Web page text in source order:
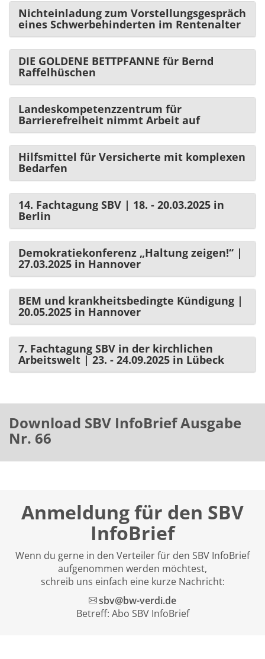
Nichteinladung zum Vorstellungsgespräch
eines Schwerbehinderten im Rentenalter
DIE GOLDENE BETTPFANNE für Bernd
Raffelhüschen
Landeskompetenzzentrum für
Barrierefreiheit nimmt Arbeit auf
Hilfsmittel für Versicherte mit komplexen
Bedarfen
14. Fachtagung SBV | 18. - 20.03.2025 in
Berlin
Demokratiekonferenz „Haltung zeigen!“ |
27.03.2025 in Hannover
BEM und krankheitsbedingte Kündigung |
20.05.2025 in Hannover
7. Fachtagung SBV in der kirchlichen
Arbeitswelt | 23. - 24.09.2025 in Lübeck
Download SBV InfoBrief Ausgabe
Nr. 66
Anmeldung für den SBV
InfoBrief
Wenn du gerne in den Verteiler für den SBV InfoBrief
aufgenommen werden möchtest,
schreib uns einfach eine kurze Nachricht:
sbv@bw-verdi.de
Betreff: Abo SBV InfoBrief